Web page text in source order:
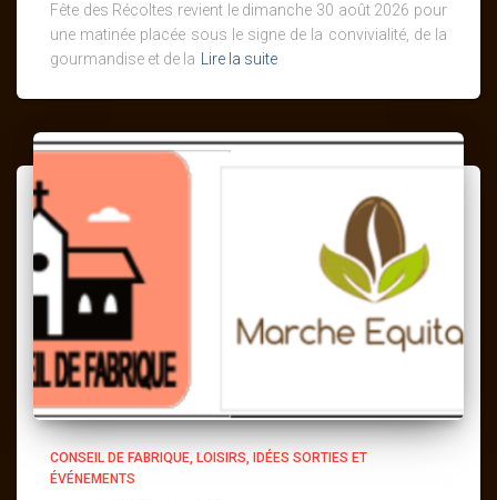
Fête des Récoltes revient le dimanche 30 août 2026 pour
une matinée placée sous le signe de la convivialité, de la
gourmandise et de la Lire la suite
CONSEIL DE FABRIQUE LOISIRS, IDÉES SORTIES ET
ÉVÉNEMENTS